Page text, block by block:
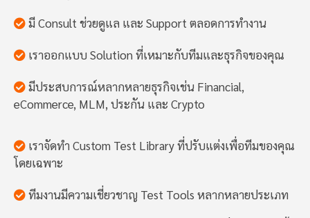
มี Consult ช่วยดูแล และ Support ตลอดการทำงาน
เราออกแบบ Solution ที่เหมาะกับทีมและธุรกิจของคุณ
มีประสบการณ์หลากหลายธุรกิจเช่น Financial,
eCommerce, MLM, ประกัน และ Crypto
เราจัดทำ Custom Test Library ที่ปรับแต่งเพื่อทีมของคุณ
โดยเฉพาะ
ทีมงานมีความเชี่ยวชาญ Test Tools หลากหลายประเภท